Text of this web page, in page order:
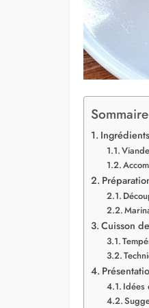
Sommaire
Cuisson
Idées